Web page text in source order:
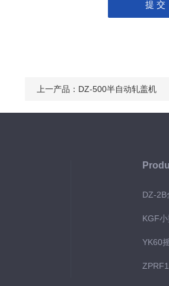
上一产品： DZ-500半自动轧盖机
DZ-2B
KGF
YK60